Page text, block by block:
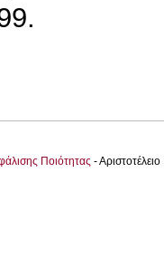
Ποιότητας -